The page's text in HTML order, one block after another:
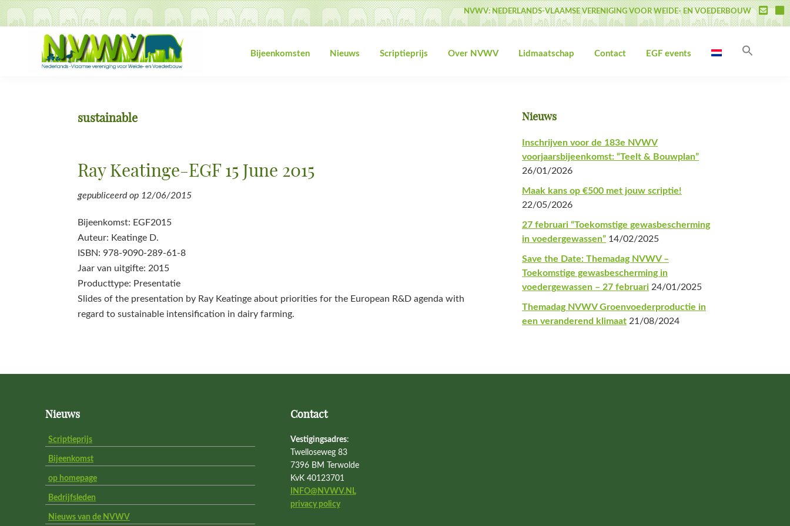
Spring
naar
hoofdnavigatie
Door
naar
Spring
naar
Spring
naar
NVWV: NEDERLANDS-VLAAMSE VERENIGING VOOR WEIDE- EN VOEDERBOUW
Bijeenkomsten Nieuws Scriptieprijs Over NVWV Lidmaatschap Contact EGF events
sustainable
Ray Keatinge-EGF 15 June 2015
gepubliceerd op 12/06/2015
Bijeenkomst: EGF2015
Auteur: Keatinge D.
ISBN: 978-9090-289-61-8
Jaar van uitgifte: 2015
Producttype: Presentatie
Slides of the presentation by Ray Keatinge about priorities for the European R&D agenda with
regard to sustainable intensification in dairy farming.
Primaire
Sidebar
Nieuws
Inschrijven voor de 183e NVWV
voorjaarsbijeenkomst: “Teelt & Bouwplan”
26/01/2026
Maak kans op €500 met jouw scriptie!
22/05/2026
27 februari “Toekomstige gewasbescherming
in voedergewassen” 14/02/2025
Save the Date: Themadag NVWV –
Toekomstige gewasbescherming in
voedergewassen – 27 februari 24/01/2025
Themadag NVWV Groenvoederproductie in
een veranderend klimaat 21/08/2024
Nieuws
Scriptieprijs
Bijeenkomst
op homepage
Bedrijfsleden
Nieuws van de NVWV
Contact
Vestigingsadres:
Twelloseweg 83
7396 BM Terwolde
KvK 40123701
INFO@NVWV.NL
privacy policy